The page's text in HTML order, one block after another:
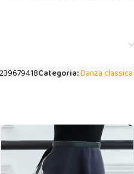
Categoria:Danza classica